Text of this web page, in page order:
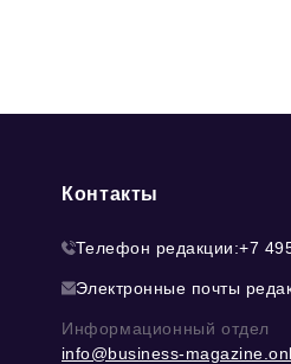
Контакты
Телефон редакции:+7
Электронные почты
Информационный отдел
info@business-